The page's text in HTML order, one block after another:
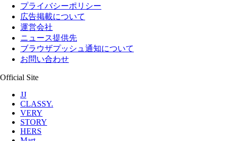
プライバシーポリシー
広告掲載について
運営会社
ニュース提供先
ブラウザプッシュ通知について
お問い合わせ
Official Site
JJ
CLASSY.
VERY
STORY
HERS